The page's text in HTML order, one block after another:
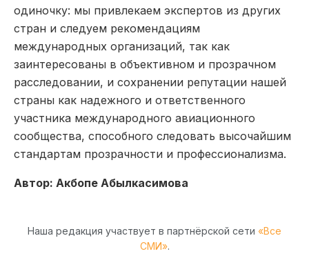
одиночку: мы привлекаем экспертов из других
стран и следуем рекомендациям
международных организаций, так как
заинтересованы в объективном и прозрачном
расследовании, и сохранении репутации нашей
страны как надежного и ответственного
участника международного авиационного
сообщества, способного следовать высочайшим
стандартам прозрачности и профессионализма.
Автор: Акбопе Абылкасимова
Наша редакция участвует в партнёрской сети «Все
СМИ».